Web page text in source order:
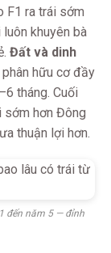
F1 ra trái sớm
khuyên bà
Đất và dinh
hữu cơ đầy
tháng. Cuối
sớm hơn Đông
thuận lợi hơn.
đến năm 5 — đỉnh